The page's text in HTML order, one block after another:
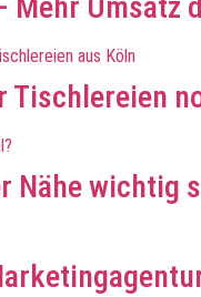
Mehr Umsatz
Tischlereien
Nähe wichtig